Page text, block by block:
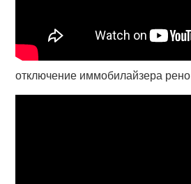
отключение иммобилайзера рено